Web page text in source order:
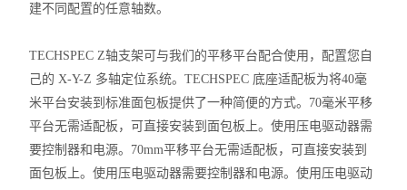
建不同配置的任意轴数。
TECHSPEC Z轴支架可与我们的平移平台配合使用， 配置您 自
己的 X-Y-Z 多轴定位系统。TECHSPEC 底座适配板为将40毫
米平台安装到标准面包板提供了一种简便的方式。70毫米平移
平台无需适配板，可直接安装到面包板上。使用压电驱动器需
要控制器和电源。70mm平移平台无需适配板，可直接安装到
面包板上。使用压电驱动器需要控制器和电源。使用压电驱动